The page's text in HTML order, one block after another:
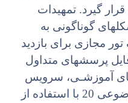
گیرد. تمهیدات
گوناگونی به
تور مجازی برای بازدید
پرسشهای متداول
آموزشـی، سرویس
آگـاهی 21 سرعنوانهای موضوعی 20 با استفاده از